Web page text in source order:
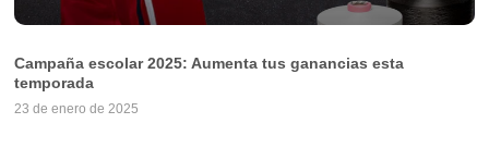
Campaña escolar 2025: Aumenta tus ganancias esta
temporada
23 de enero de 2025